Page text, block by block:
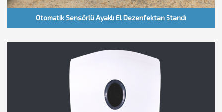
Otomatik Sensörlü Ayaklı El Dezenfektan Standı